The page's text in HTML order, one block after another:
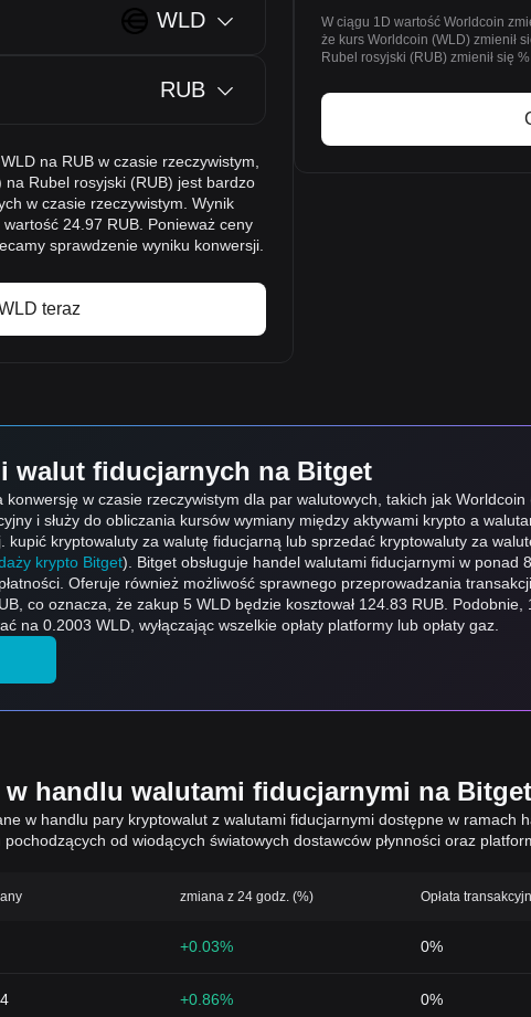
WLD
RUB
na RUB w czasie rzeczywistym,
Rubel rosyjski (RUB) jest bardzo
w czasie rzeczywistym. Wynik
24.97 RUB. Ponieważ ceny
sprawdzenie wyniku konwersji.
teraz
W ciągu 1D wartość Worldcoin
że kurs Worldcoin (WLD) zmienił
Rubel rosyjski (RUB) zmienił się
walut fiducjarnych na Bitget
w czasie rzeczywistym dla par walutowych, takich jak
i służy do obliczania kursów wymiany między aktywami krypto a
kryptowaluty za walutę fiducjarną lub sprzedać kryptowaluty za
krypto Bitget). Bitget obsługuje handel walutami fiducjarnymi w
Oferuje również możliwość sprawnego przeprowadzania transakcji
co oznacza, że zakup 5 WLD będzie kosztował 124.83 RUB.
na 0.2003 WLD, wyłączając wszelkie opłaty platformy lub opłaty gaz.
handlu walutami fiducjarnymi na Bitget
w handlu pary kryptowalut z walutami fiducjarnymi dostępne w ramach
od wiodących światowych dostawców płynności oraz
zmiana z 24 godz. (%) Opłata
+0.03% 0%
+0.86% 0%